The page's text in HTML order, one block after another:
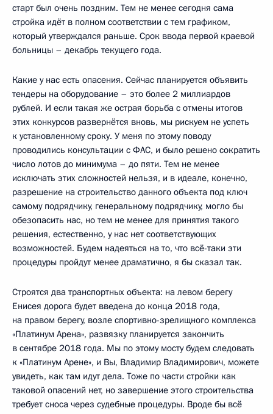
старт был очень поздним. Тем не менее сегодня сама
стройка идёт в полном соответствии с тем графиком,
который утверждался раньше. Срок ввода первой краевой
больницы – декабрь текущего года.
Какие у нас есть опасения. Сейчас планируется объявить
тендеры на оборудование – это более 2 миллиардов
рублей. И если такая же острая борьба с отмены итогов
этих конкурсов развернётся вновь, мы рискуем не успеть
к установленному сроку. У меня по этому поводу
проводились консультации с ФАС, и было решено сократить
число лотов до минимума – до пяти. Тем не менее
исключать этих сложностей нельзя, и в идеале, конечно,
разрешение на строительство данного объекта под ключ
самому подрядчику, генеральному подрядчику, могло бы
обезопасить нас, но тем не менее для принятия такого
решения, естественно, у нас нет соответствующих
возможностей. Будем надеяться на то, что всё-таки эти
процедуры пройдут менее драматично, я бы сказал так.
Строятся два транспортных объекта: на левом берегу
Енисея дорога будет введена до конца 2018 года,
на правом берегу, возле спортивно-зрелищного комплекса
«Платинум Арена», развязку планируется закончить
в сентябре 2018 года. Мы по этому мосту будем следовать
к «Платинум Арене», и Вы, Владимир Владимирович, можете
увидеть, как там идут дела. Тоже по части стройки как
таковой опасений нет, но завершение этого строительства
требует сноса через судебные процедуры. Вроде бы всё